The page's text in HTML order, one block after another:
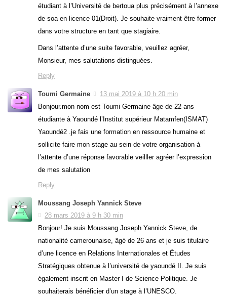
étudiant à l’Université de bertoua plus précisément à l’annexe
de soa en licence 01(Droit). Je souhaite vraiment être former
dans votre structure en tant que stagiaire.
Dans l’attente d’une suite favorable, veuillez agréer,
Monsieur, mes salutations distinguées.
Reply
Toumi Germaine
13 mai 2019 à 10 h 20 min
Bonjour.mon nom est Toumi Germaine âge de 22 ans
étudiante à Yaoundé l’Institut supérieur Matamfen(ISMAT)
Yaoundé2 .je fais une formation en ressource humaine et
sollicite faire mon stage au sein de votre organisation à
l’attente d’une réponse favorable veilller agréer l’expression
de mes salutation
Reply
Moussang Joseph Yannick Steve
28 mars 2019 à 9 h 30 min
Bonjour! Je suis Moussang Joseph Yannick Steve, de
nationalité camerounaise, âgé de 26 ans et je suis titulaire
d’une licence en Relations Internationales et Études
Stratégiques obtenue à l’université de yaoundé II. Je suis
également inscrit en Master I de Science Politique. Je
souhaiterais bénéficier d’un stage à l’UNESCO.